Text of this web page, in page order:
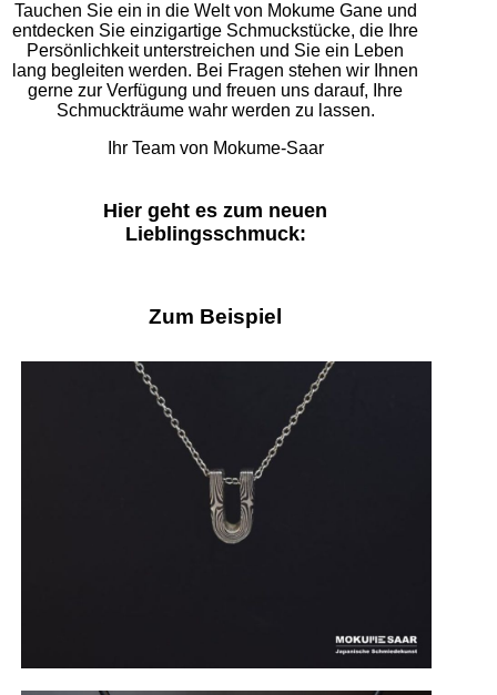
Tauchen Sie ein in die Welt von Mokume Gane und
entdecken Sie einzigartige Schmuckstücke, die Ihre
Persönlichkeit unterstreichen und Sie ein Leben
lang begleiten werden. Bei Fragen stehen wir Ihnen
gerne zur Verfügung und freuen uns darauf, Ihre
Schmuckträume wahr werden zu lassen.
Ihr Team von Mokume-Saar
Hier geht es zum neuen
Lieblingsschmuck:
Zum Beispiel